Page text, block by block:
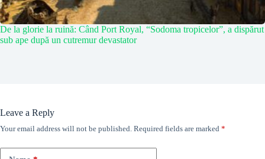
De la glorie la ruină: Când Port Royal, “Sodoma tropicelor”, a dispărut
sub ape după un cutremur devastator
Leave a Reply
Your email address will not be published. Required fields are marked *